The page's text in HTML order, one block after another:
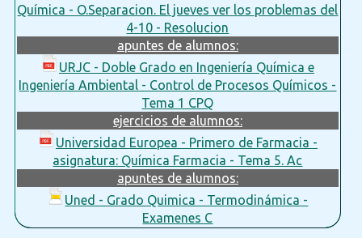
Química - O.Separacion. El jueves ver los problemas del
4-10 - Resolucion
apuntes de alumnos:
URJC - Doble Grado en Ingeniería Química e
Ingeniería Ambiental - Control de Procesos Químicos -
Tema 1 CPQ
ejercicios de alumnos:
Universidad Europea - Primero de Farmacia -
asignatura: Química Farmacia - Tema 5. Ac
apuntes de alumnos:
Uned - Grado Quimica - Termodinámica -
Examenes C